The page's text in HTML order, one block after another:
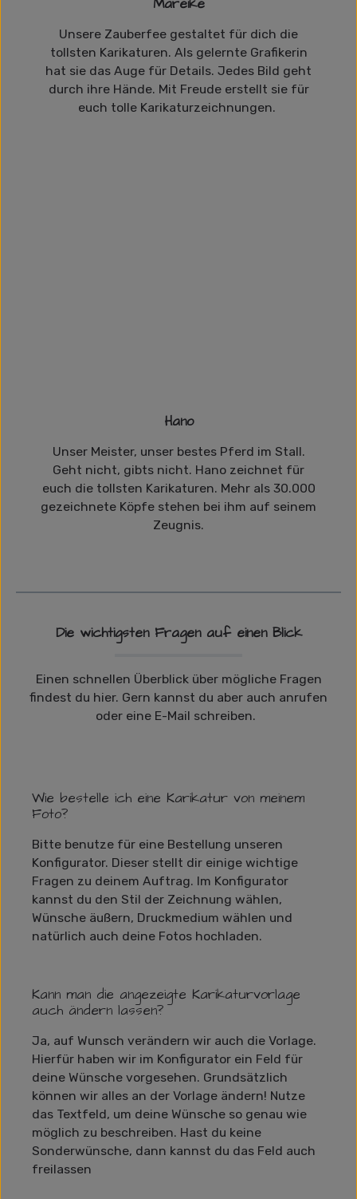
Mareike
Unsere Zauberfee gestaltet für dich die
tollsten Karikaturen. Als gelernte Grafikerin
hat sie das Auge für Details. Jedes Bild geht
durch ihre Hände. Mit Freude erstellt sie für
euch tolle Karikaturzeichnungen.
Hano
Unser Meister, unser bestes Pferd im Stall.
Geht nicht, gibts nicht. Hano zeichnet für
euch die tollsten Karikaturen. Mehr als 30.000
gezeichnete Köpfe stehen bei ihm auf seinem
Zeugnis.
Die wichtigsten Fragen auf einen Blick
Einen schnellen Überblick über mögliche Fragen
findest du hier. Gern kannst du aber auch anrufen
oder eine E-Mail schreiben.
Wie bestelle ich eine Karikatur von meinem
Foto?
Bitte benutze für eine Bestellung unseren
Konfigurator. Dieser stellt dir einige wichtige
Fragen zu deinem Auftrag. Im Konfigurator
kannst du den Stil der Zeichnung wählen,
Wünsche äußern, Druckmedium wählen und
natürlich auch deine Fotos hochladen.
Kann man die angezeigte Karikaturvorlage
auch ändern lassen?
Ja, auf Wunsch verändern wir auch die Vorlage.
Hierfür haben wir im Konfigurator ein Feld für
deine Wünsche vorgesehen. Grundsätzlich
können wir alles an der Vorlage ändern! Nutze
das Textfeld, um deine Wünsche so genau wie
möglich zu beschreiben. Hast du keine
Sonderwünsche, dann kannst du das Feld auch
freilassen